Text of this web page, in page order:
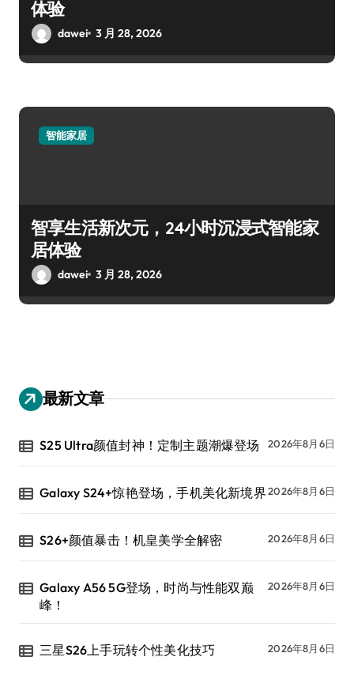
体验
dawei 3 月 28, 2026
智能家居
智享生活新次元，24小时沉浸式智能家
居体验
dawei 3 月 28, 2026
最新文章
S25 Ultra颜值封神！定制主题潮爆登场 2026年8月6日
Galaxy S24+惊艳登场，手机美化新境界2026年8月6日
S26+颜值暴击！机皇美学全解密 2026年8月6日
Galaxy A56 5G登场，时尚与性能双巅
峰！
2026年8月6日
三星S26上手玩转个性美化技巧 2026年8月6日